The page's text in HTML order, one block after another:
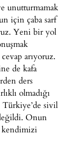
unutturmamak
için çaba sarf
Yeni bir yol
arıyoruz.
de kafa
ders
olmadığı
sivil
Onun